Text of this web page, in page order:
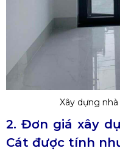
Xây dựng
2. Đơn giá xây
Cát được tính